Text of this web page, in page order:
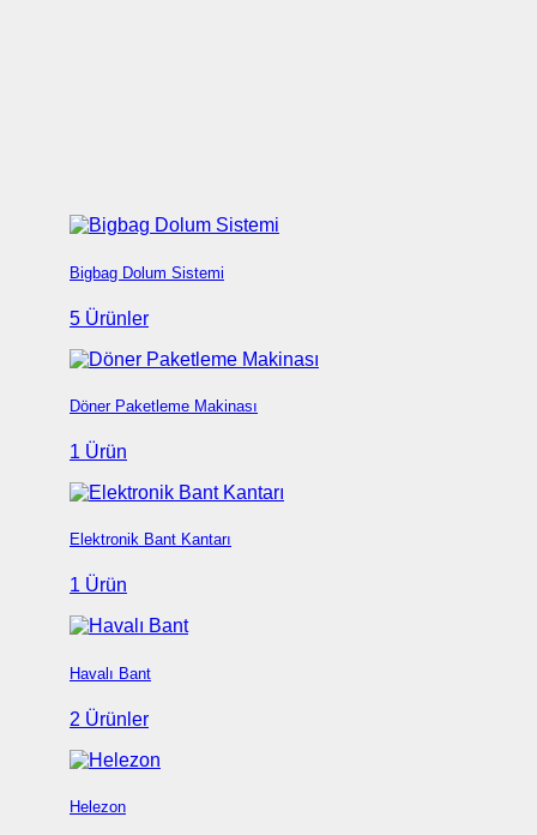
Bigbag Dolum Sistemi
5 Ürünler
Döner Paketleme Makinası
1 Ürün
Elektronik Bant Kantarı
1 Ürün
Havalı Bant
2 Ürünler
Helezon